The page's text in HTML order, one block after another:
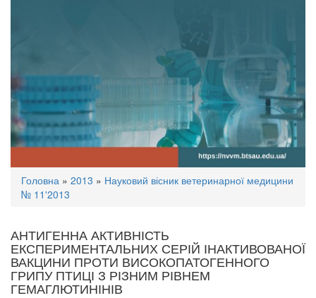
Ви
тут
Головна » 2013 » Науковий вісник ветеринарної медицини
№ 11'2013
АНТИГЕННА АКТИВНІСТЬ
ЕКСПЕРИМЕНТАЛЬНИХ СЕРІЙ ІНАКТИВОВАНОЇ
ВАКЦИНИ ПРОТИ ВИСОКОПАТОГЕННОГО
ГРИПУ ПТИЦІ З РІЗНИМ РІВНЕМ
ГЕМАГЛЮТИНІНІВ